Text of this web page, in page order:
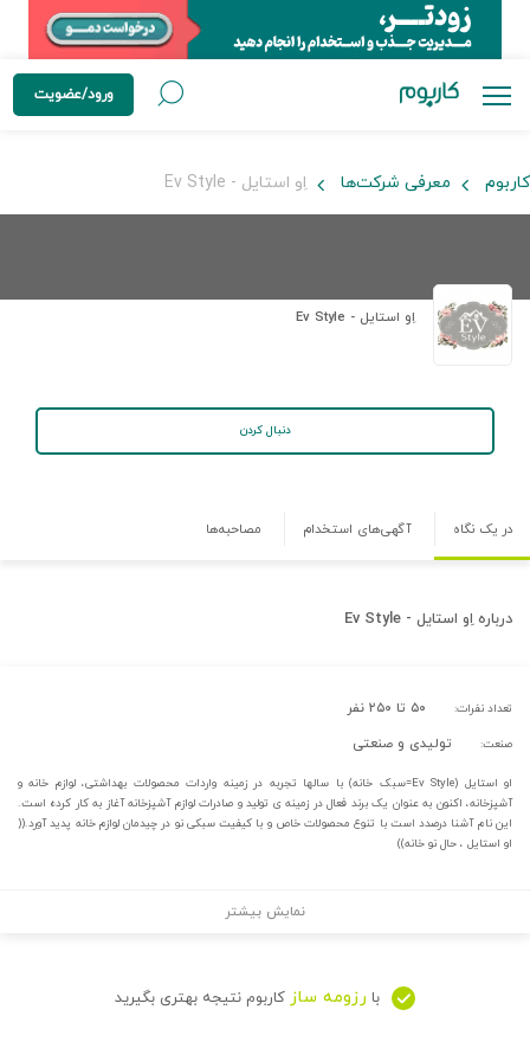
ورود/عضویت
کاربوم معرفی شرکت‌ها اِو استایل - Ev Style
اِو استایل - Ev Style
دنبال کردن
در یک نگاه آگهی‌های استخدام مصاحبه‌ها
درباره اِو استایل - Ev Style
تعداد نفرات: ۵۰ تا ۲۵۰ نفر
صنعت: تولیدی و صنعتی
او استایل (Ev Style=سبک خانه) با سالها تجربه در زمینه واردات محصولات بهداشتی، لوازم خانه و
آشپزخانه، اکنون به عنوان یک برند فعال در زمینه ی تولید و صادرات لوازم آشپزخانه آغاز به کار کرده است.
این نام آشنا درصدد است با تنوع محصولات خاص و با کیفیت سبکی نو در چیدمان لوازم خانه پدید آورد.((
او استایل ، حال نو خانه))
نمایش بیشتر
با رزومه ساز کاربوم نتیجه بهتری بگیرید